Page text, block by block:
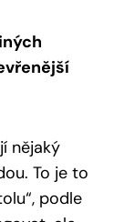
nějaký
To je to
podle